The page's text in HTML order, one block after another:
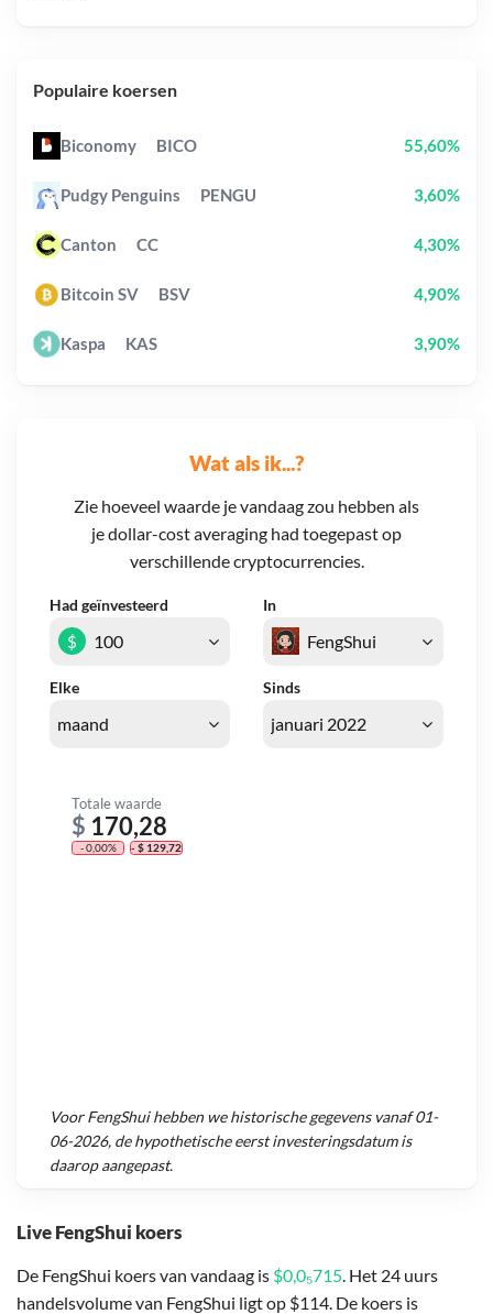
Live FengShui koers
De FengShui koers van vandaag is $0,0₅715. Het 24 uurs
handelsvolume van FengShui ligt op $114. De koers is
Wat als ik...?
Zie hoeveel waarde je vandaag zou hebben als
je dollar-cost averaging had toegepast op
verschillende cryptocurrencies.
Had geïnvesteerd In
Elke Sinds
$
Totale waarde
$ 170,28
- 0,00% - $ 129,72
VoorFengShuihebben we historische gegevens vanaf01-
06-2026, de hypothetische eerst investeringsdatum is
daarop aangepast.
Populaire koersen
Biconomy BICO 55,60%
Pudgy Penguins PENGU 3,60%
Canton CC 4,30%
Bitcoin SV BSV 4,90%
Kaspa KAS 3,90%